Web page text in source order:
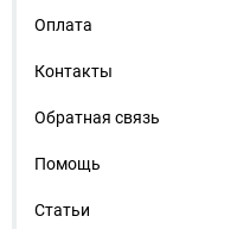
Оплата
Контакты
Обратная связь
Помощь
Статьи